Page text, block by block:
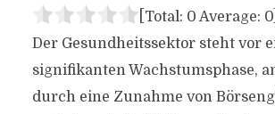
[Total: 0 Average: 0]
Der Gesundheitssektor steht vor
signifikanten Wachstumsphase,
durch eine Zunahme von